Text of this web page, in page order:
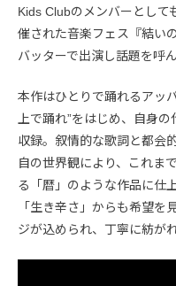
Kids Clubのメンバーとして
催された音楽フェス『結い
バッターで出演し話題を呼ん
本作はひとりで踊れるアッ
上で踊れ”をはじめ、自身
収録。叙情的な歌詞と都会
自の世界観により、これま
る「暦」のような作品に仕
「生き辛さ」からも希望を
ジが込められ、丁寧に紡が